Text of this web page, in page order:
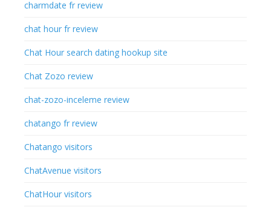
charmdate fr review
chat hour fr review
Chat Hour search dating hookup site
Chat Zozo review
chat-zozo-inceleme review
chatango fr review
Chatango visitors
ChatAvenue visitors
ChatHour visitors